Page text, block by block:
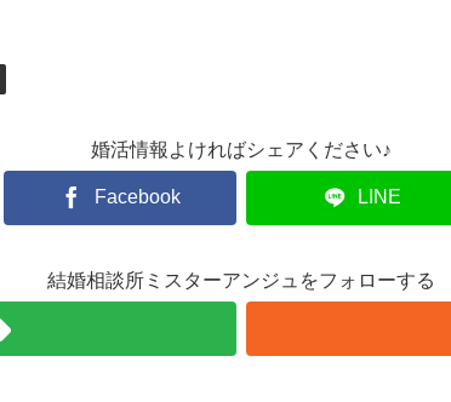
婚活情報よければシェアください♪
Facebook LINE
結婚相談所ミスターアンジュをフォローする